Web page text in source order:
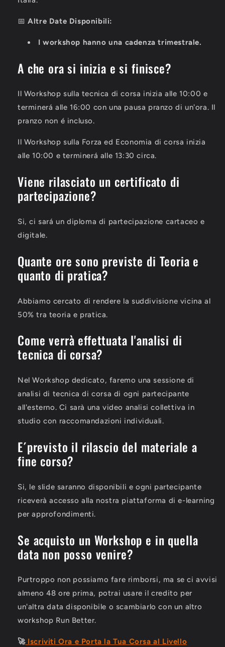
📅Altre Date Disponibili:
I workshop hanno una cadenza trimestrale.
A che ora si inizia e si finisce?
Il Workshop sulla tecnica di corsa inizia alle 10:00 e
terminerá alle 16:00 con una pausa pranzo di un'ora. Il
pranzo non é incluso.
Il Workshop sulla Forza ed Economia di corsa inizia
alle 10:00 e terminerá alle 13:30 circa.
Viene rilasciato un certificato di
partecipazione?
Si, ci sará un diploma di partecipazione cartaceo e
digitale.
Quante ore sono previste di Teoria e
quanto di pratica?
Abbiamo cercato di rendere la suddivisione vicina al
50% tra teoria e pratica.
Come verrà effettuata l'analisi di
tecnica di corsa?
Nel Workshop dedicato, faremo una sessione di
analisi di tecnica di corsa di ogni partecipante
all'esterno. Ci sarà una video analisi collettiva in
studio con raccomandazioni individuali.
E´previsto il rilascio del materiale a
fine corso?
Si, le slide saranno disponibili e ogni partecipante
riceverà accesso alla nostra piattaforma di e-learning
per approfondimenti.
Se acquisto un Workshop e in quella
data non posso venire?
Purtroppo non possiamo fare rimborsi, ma se ci avvisi
almeno 48 ore prima, potrai usare il credito per
un'altra data disponibile o scambiarlo con un altro
workshop Run Better.
🚀Iscriviti Ora e Porta la Tua Corsa al Livello